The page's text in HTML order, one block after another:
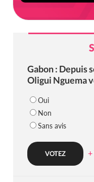
Gabon : Depuis
Oligui Nguema
Oui
Non
Sans avis